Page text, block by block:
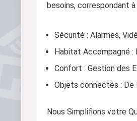
besoins, correspondant
Sécurité : Alarmes,
Habitat Accompagné :
Confort : Gestion des
Objets connectés : De
Nous Simplifions votre